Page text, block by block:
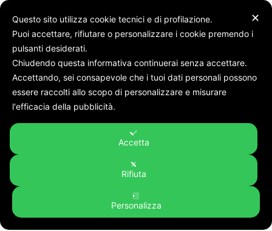
Impalcatura
Tag:impalcatura
✕
Questo sito utilizza cookie tecnici e di profilazione.
Puoi accettare, rifiutare o personalizzare i cookie premendo i
pulsanti desiderati.
Chiudendo questa informativa continuerai senza accettare.
Accettando, sei consapevole che i tuoi dati personali possono
essere raccolti allo scopo di personalizzare e misurare
l'efficacia della pubblicità.
Accetta
Rifiuta
Personalizza